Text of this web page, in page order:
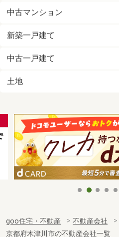
中古マンション
新築一戸建て
中古一戸建て
土地
goo住宅・不動産 不動産会社
京都府木津川市の不動産会社一覧